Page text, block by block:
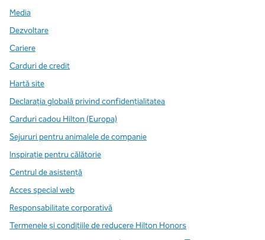
Media
Dezvoltare
Cariere
Carduri de credit
Hartă site
Declarația globală privind confidenţialitatea
Carduri cadou Hilton (Europa)
Sejururi pentru animalele de companie
Inspirație pentru călătorie
Centrul de asistență
Acces special web
Responsabilitate corporativă
Termenele și condițiile de reducere Hilton Honors